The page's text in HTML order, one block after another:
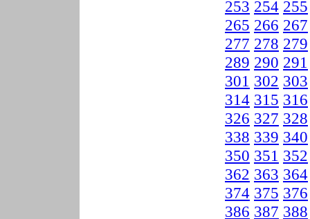
253 254 255
265 266 267
277 278 279
289 290 291
301 302 303
314 315 316
326 327 328
338 339 340
350 351 352
362 363 364
374 375 376
386 387 388